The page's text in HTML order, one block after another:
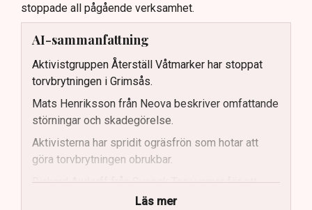
stoppade all pågående verksamhet.
AI-sammanfattning
Aktivistgruppen Återställ Våtmarker har stoppat
torvbrytningen i Grimsås.
Mats Henriksson från Neova beskriver omfattande
störningar och skadegörelse.
Aktivisterna har spridit ogräsfrön som hotar att
göra torvbrytningen obrukbar.
Rickard Axdorff från Svensk Torv varnar för ett
stort ekonomiskt sabotage.
Läs mer